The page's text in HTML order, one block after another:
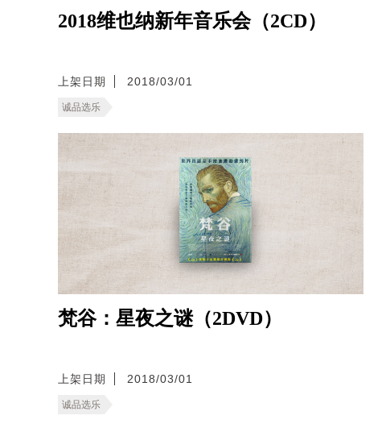
2018维也纳新年音乐会（2CD）
上架日期 2018/03/01
诚品选乐
梵谷：星夜之谜（2DVD）
上架日期 2018/03/01
诚品选乐